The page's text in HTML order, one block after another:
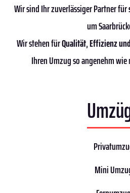
Wir sind Ihr zuverlässiger Partner für
um
Wir stehen fürQualität,Effizienz
Ihren Umzug so angenehm
Mini